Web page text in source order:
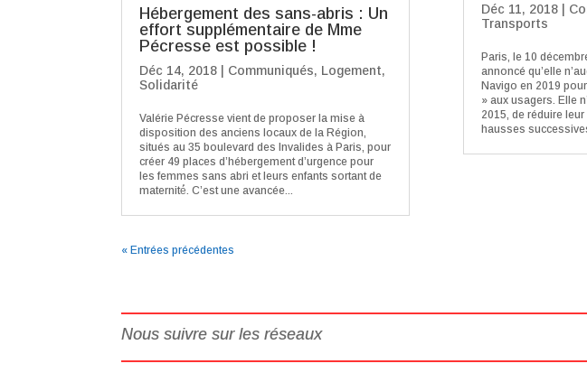
Hébergement des sans-abris : Un
effort supplémentaire de Mme
Pécresse est possible !
Déc 14, 2018 Communiqués, Logement,
Solidarité
Valérie Pécresse vient de proposer la mise à
disposition des anciens locaux de la Région,
situés au 35 boulevard des Invalides à Paris, pour
créer 49 places d’hébergement d’urgence pour
les femmes sans abri et leurs enfants sortant de
maternité́. C’est une avancée...
Déc 11, 2018
Transports
Paris, le 10
annoncé qu’elle
Navigo en 2019
» aux usagers. Elle
2015, de réduire
hausses
« Entrées précédentes
Nous suivre sur les réseaux